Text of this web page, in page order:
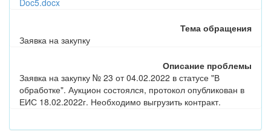
Doc5.docx
Тема обращения
Заявка на закупку
Описание проблемы
Заявка на закупку № 23 от 04.02.2022 в статусе "В
обработке". Аукцион состоялся, протокол опубликован в
ЕИС 18.02.2022г. Необходимо выгрузить контракт.